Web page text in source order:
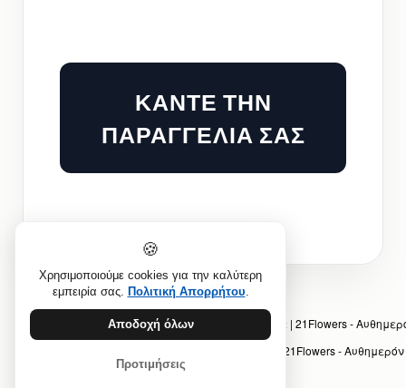
ΚΑΝΤΕ ΤΗΝ
ΠΑΡΑΓΓΕΛΙΑ ΣΑΣ
Προηγούμενο άρθρο: Λουλούδια Delivery Αθήνα | 21Flowers -
Επόμενο άρθρο: Λουλούδια Ντελίβερι Αθήνα | 21Flowers -
🍪
Χρησιμοποιούμε cookies για την καλύτερη
εμπειρία σας. Πολιτική Απορρήτου.
Αποδοχή όλων
Προτιμήσεις